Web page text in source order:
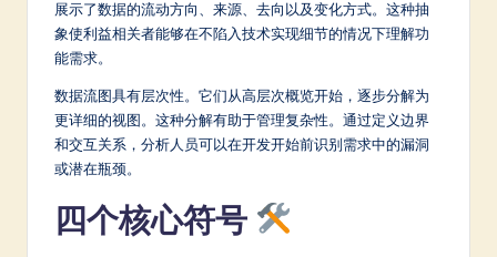
L
展示了数据的流动方向、来源、去向以及变化方式。这种抽
象使利益相关者能够在不陷入技术实现细节的情况下理解功
能需求。
数据流图具有层次性。它们从高层次概览开始，逐步分解为
更详细的视图。这种分解有助于管理复杂性。通过定义边界
和交互关系，分析人员可以在开发开始前识别需求中的漏洞
或潜在瓶颈。
四个核心符号